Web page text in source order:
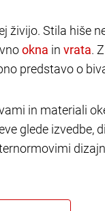
živijo. Stila hiše
in
.
predstavo o
in materiali
glede izvedbe,